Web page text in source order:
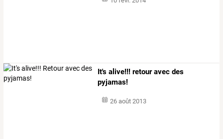
It's alive!!! retour avec des
pyjamas!
26 août 2013